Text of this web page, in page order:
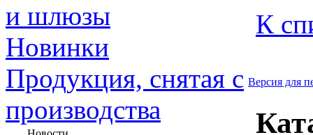
и шлюзы
Новинки
Продукция, снятая с
производства
К
Версия для